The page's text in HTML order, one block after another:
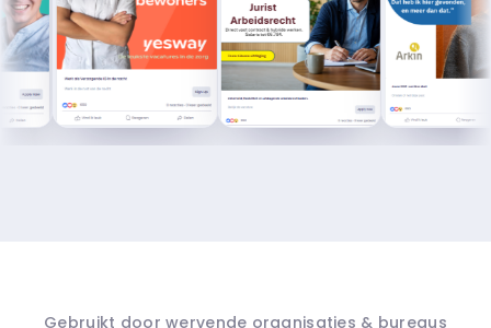
Gebruikt door wervende organisaties & bureaus